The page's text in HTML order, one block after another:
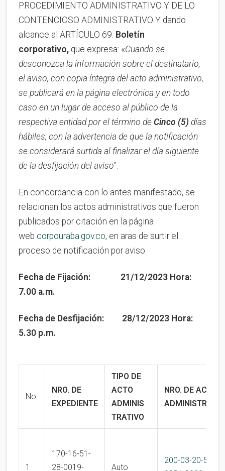
PROCEDIMIENTO ADMINISTRATIVO Y DE LO
CONTENCIOSO ADMINISTRATIVO Y dando
alcance al ARTÍCULO 69. Boletín
corporativo, que expresa: «Cuando se
desconozca la información sobre el destinatario,
el aviso, con copia íntegra del acto administrativo,
se publicará en la página electrónica y en todo
caso en un lugar de acceso al público de la
respectiva entidad por el término de Cinco (5) días
hábiles, con la advertencia de que la notificación
se considerará surtida al finalizar el día siguiente
de la desfijación del aviso”.
En concordancia con lo antes manifestado, se
relacionan los actos administrativos que fueron
publicados por citación en la página
web corpouraba.gov.co, en aras de surtir el
proceso de notificación por aviso.
Fecha de Fijación: 21/12/2023 Hora:
7.00 a.m.
Fecha de Desfijación: 28/12/2023 Hora:
5.30 p.m.
No.
NRO. DE
EXPEDIENTE
TIPO DE
ACTO
ADMINIS
TRATIVO
NRO. DE ACTO
1
170-16-51-
28-0019-
Auto
200-03-20-50-